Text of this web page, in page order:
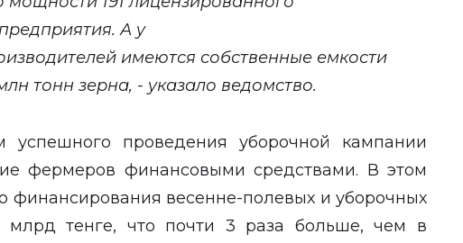
А у
имеются собственные емкости
тонн зерна, - указало ведомство.
успешного проведения уборочной кампании
фермеров финансовыми средствами. В этом
финансирования весенне-полевых и уборочных
млрд тенге, что почти 3 раза больше, чем в